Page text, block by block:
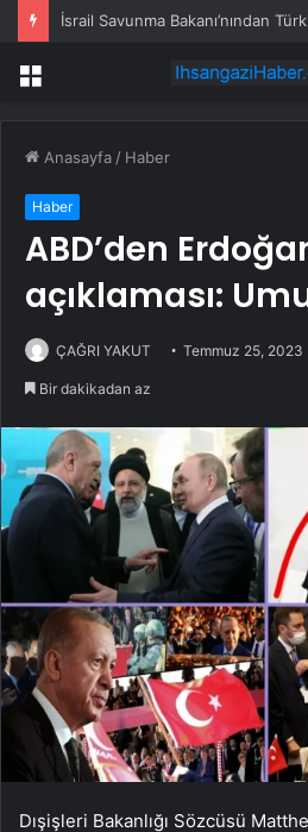
Menü
Anasayfa / Haber
Haber
ABD’den
açıklaması:
ÇAĞRI YAKUT Temmuz 25, 2023
Bir dakikadan az
Dışişleri Bakanlığı Sözcüsü